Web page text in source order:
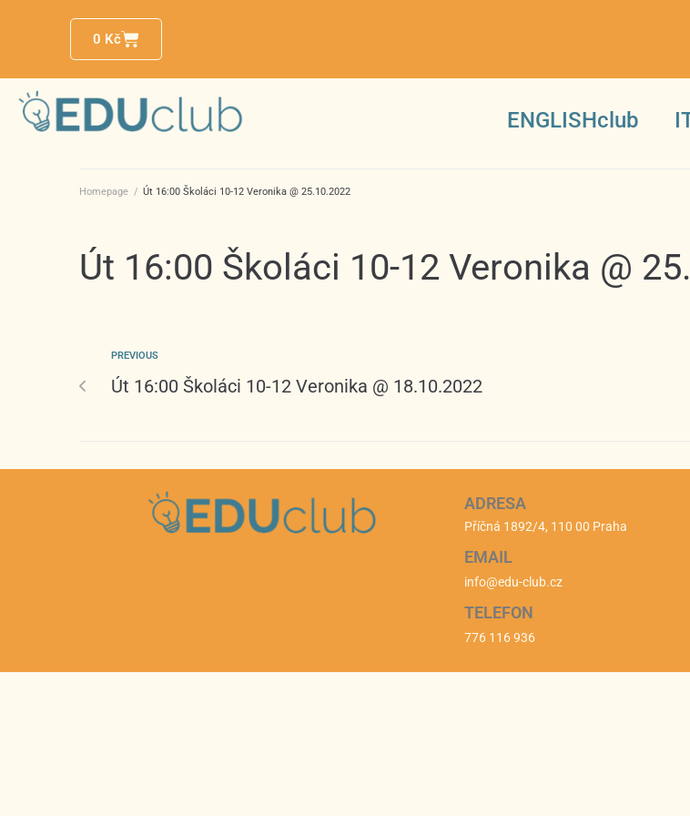
0 Kč
ENGLISHclub
Homepage / Út 16:00 Školáci 10-12 Veronika @ 25.10.2022
Út 16:00 Školáci 10-12 Veronika @
PREVIOUS
Út 16:00 Školáci 10-12 Veronika @ 18.10.2022
ADRESA
Příčná 1892/4, 110 00 Praha
EMAIL
info@edu-club.cz
TELEFON
776 116 936